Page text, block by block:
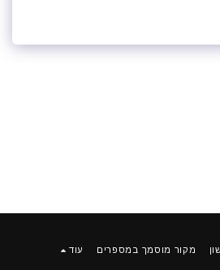
מקור מוסמך במספרים עוד